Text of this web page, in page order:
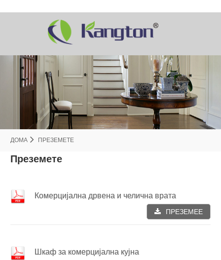
ДОМА ПРЕЗЕМЕТЕ
Преземете
Комерцијална дрвена и челична врата
ПРЕЗЕМЕЕ
Шкаф за комерцијална кујна